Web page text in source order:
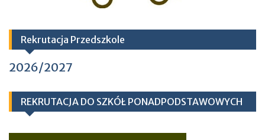
Rekrutacja Przedszkole
2026/2027
REKRUTACJA DO SZKÓŁ PONADPODSTAWOWYCH